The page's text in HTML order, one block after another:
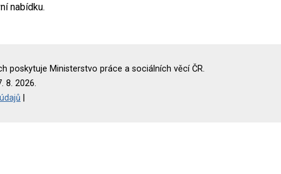
nabídku.
poskytuje Ministerstvo práce a sociálních věcí ČR.
8. 2026.